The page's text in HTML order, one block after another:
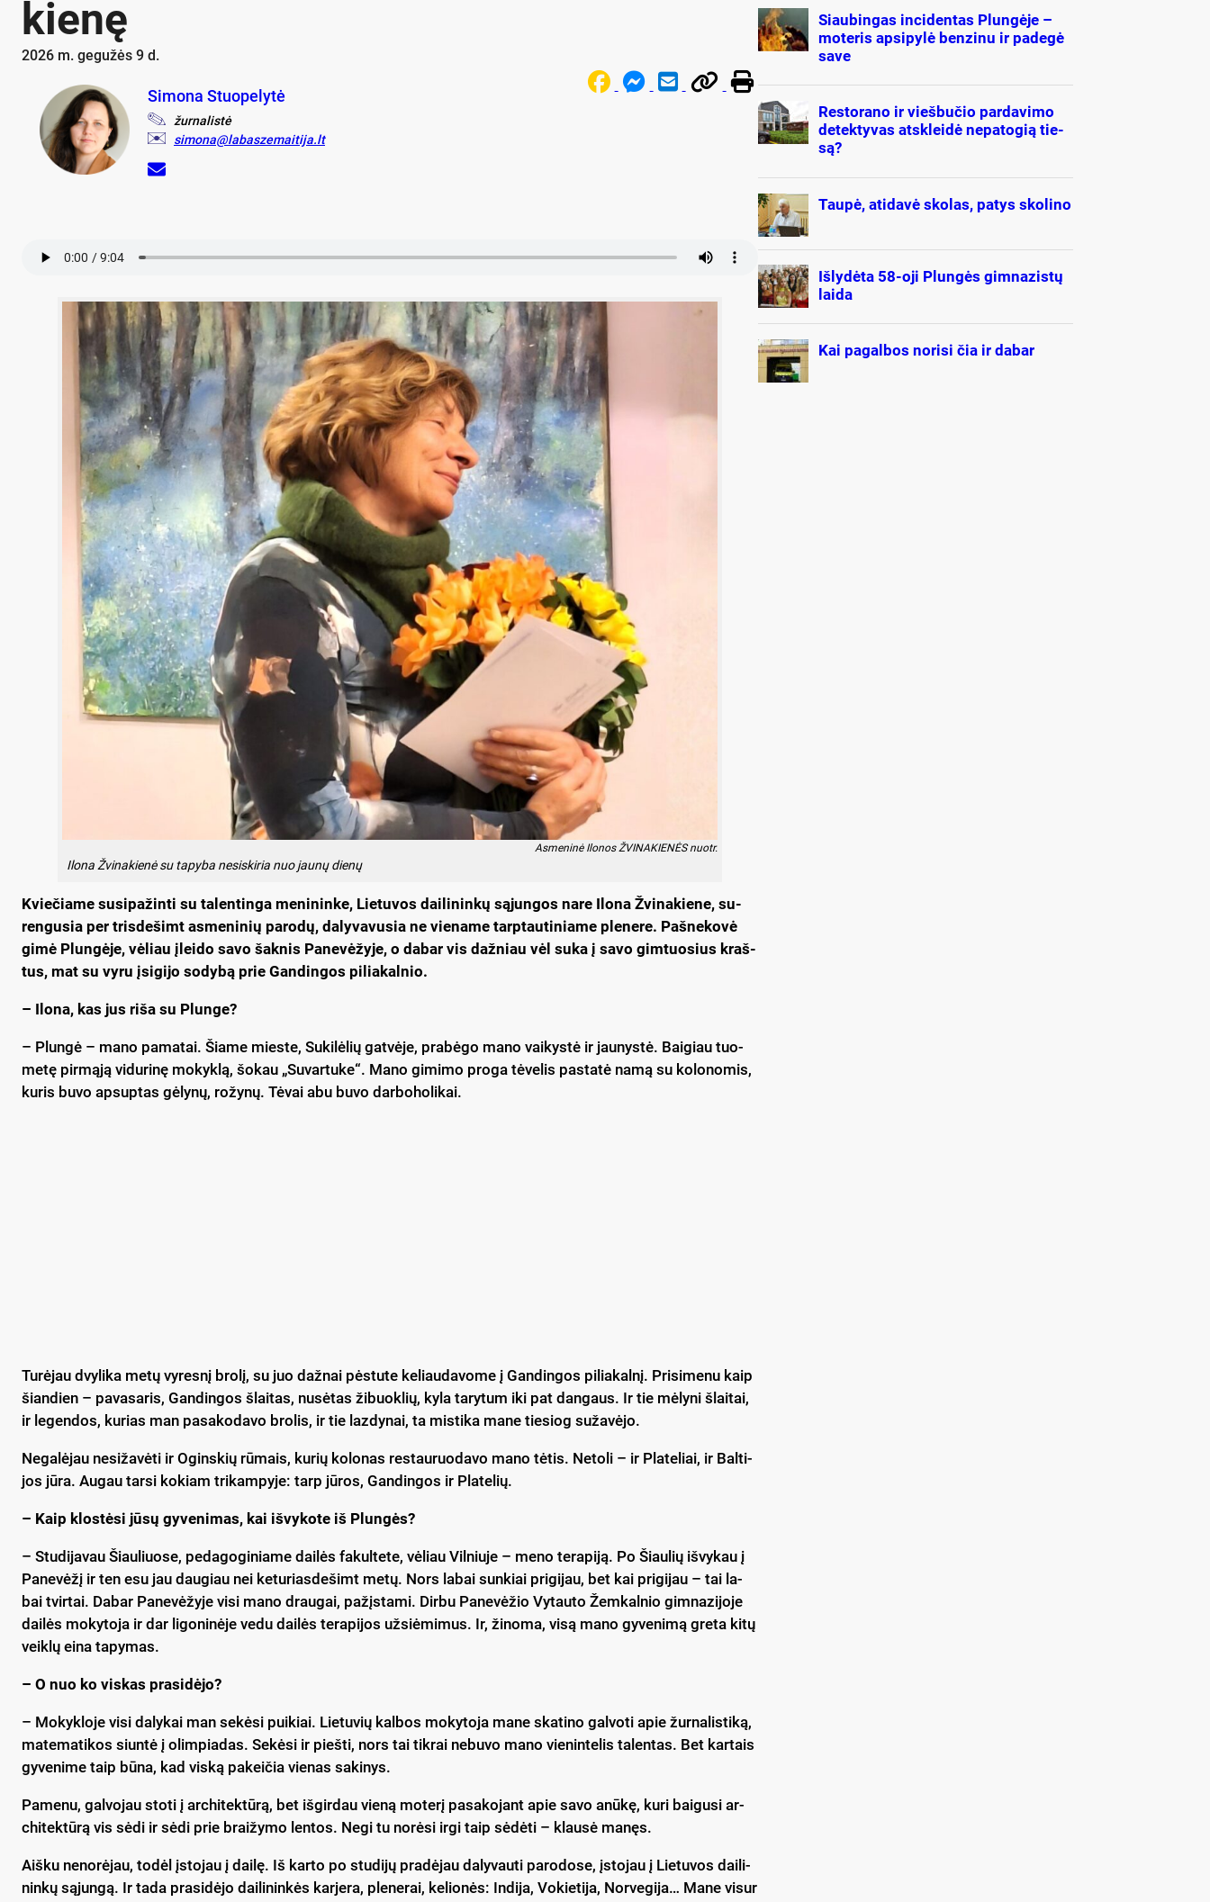
kie­nę
2026 m. gegužės 9 d.
Simona Stuopelytė
žurnalistė
simona@labaszemaitija.lt
As­me­ni­nė Ilo­nos ŽVI­NA­KIE­NĖS nuo­tr.
Ilo­na Žvi­na­kie­nė su ta­py­ba ne­si­ski­ria nuo jau­nų die­nų
Kvie­čia­me su­si­pa­žin­ti su ta­len­tin­ga me­ni­nin­ke, Lie­tu­vos dai­li­nin­kų są­jun­gos na­re Ilo­na Žvi­na­kie­ne, su­
ren­gu­sia per tris­de­šimt as­me­ni­nių pa­ro­dų, da­ly­va­vu­sia ne vie­na­me tarp­tau­ti­nia­me ple­ne­re. Paš­ne­ko­vė
gi­mė Plun­gė­je, vė­liau įlei­do sa­vo šak­nis Pa­ne­vė­žy­je, o da­bar vis daž­niau vėl su­ka į sa­vo gim­tuo­sius kraš­
tus, mat su vy­ru įsi­gi­jo so­dy­bą prie Gan­din­gos pi­lia­kal­nio.
– Ilo­na, kas jus ri­ša su Plun­ge?
– Plun­gė – ma­no pa­ma­tai. Šia­me mies­te, Su­ki­lė­lių gat­vė­je, pra­bė­go ma­no vai­kys­tė ir jau­nys­tė. Bai­giau tuo­
me­tę pir­mą­ją vi­du­ri­nę mo­kyk­lą, šo­kau „Su­var­tu­ke“. Ma­no gi­mi­mo pro­ga tė­ve­lis pa­sta­tė na­mą su ko­lo­no­mis,
ku­ris bu­vo ap­sup­tas gė­ly­nų, ro­žy­nų. Tė­vai abu bu­vo dar­bo­ho­li­kai.
Tu­rė­jau dvy­li­ka me­tų vy­res­nį bro­lį, su juo daž­nai pės­tu­te ke­liau­da­vo­me į Gan­din­gos pi­lia­kal­nį. Pri­si­me­nu kaip
šian­dien – pa­va­sa­ris, Gan­din­gos šlai­tas, nu­sė­tas ži­buok­lių, ky­la ta­ry­tum iki pat dan­gaus. Ir tie mė­ly­ni šlai­tai,
ir le­gen­dos, ku­rias man pa­sa­ko­da­vo bro­lis, ir tie laz­dy­nai, ta mis­ti­ka ma­ne tie­siog su­ža­vė­jo.
Ne­ga­lė­jau ne­si­ža­vė­ti ir Ogins­kių rū­mais, ku­rių ko­lo­nas res­tau­ruo­da­vo ma­no tė­tis. Ne­to­li – ir Pla­te­liai, ir Bal­ti­
jos jū­ra. Au­gau tar­si ko­kiam tri­kam­py­je: tarp jū­ros, Gan­din­gos ir Pla­te­lių.
– Kaip klos­tė­si jū­sų gy­ve­ni­mas, kai iš­vy­ko­te iš Plun­gės?
– Stu­di­ja­vau Šiau­liuo­se, pe­da­go­gi­nia­me dai­lės fa­kul­te­te, vė­liau Vil­niu­je – me­no te­ra­pi­ją. Po Šiau­lių iš­vy­kau į
Pa­ne­vė­žį ir ten esu jau dau­giau nei ke­tu­rias­de­šimt me­tų. Nors la­bai sun­kiai pri­gi­jau, bet kai pri­gi­jau – tai la­
bai tvir­tai. Da­bar Pa­ne­vė­žy­je vi­si ma­no drau­gai, pa­žįs­ta­mi. Dir­bu Pa­ne­vė­žio Vy­tau­to Žem­kal­nio gim­na­zi­jo­je
dai­lės mo­ky­to­ja ir dar li­go­ni­nė­je ve­du dai­lės te­ra­pi­jos už­siė­mi­mus. Ir, ži­no­ma, vi­są ma­no gy­ve­ni­mą gre­ta ki­tų
veik­lų ei­na ta­py­mas.
– O nuo ko vis­kas pra­si­dė­jo?
– Mo­kyk­lo­je vi­si da­ly­kai man se­kė­si pui­kiai. Lie­tu­vių kal­bos mo­ky­to­ja ma­ne ska­ti­no gal­vo­ti apie žur­na­lis­ti­ką,
ma­te­ma­ti­kos siun­tė į olim­pia­das. Se­kė­si ir pieš­ti, nors tai tik­rai ne­bu­vo ma­no vie­nin­te­lis ta­len­tas. Bet kar­tais
gy­ve­ni­me taip bū­na, kad vis­ką pa­kei­čia vie­nas sa­ki­nys.
Pa­me­nu, gal­vo­jau sto­ti į ar­chi­tek­tū­rą, bet iš­gir­dau vie­ną mo­te­rį pa­sa­ko­jant apie sa­vo anū­kę, ku­ri bai­gu­si ar­
chi­tek­tū­rą vis sė­di ir sė­di prie brai­žy­mo len­tos. Ne­gi tu no­rė­si ir­gi taip sė­dė­ti – klau­sė ma­nęs.
Aiš­ku ne­no­rė­jau, to­dėl įsto­jau į dai­lę. Iš kar­to po stu­di­jų pra­dė­jau da­ly­vau­ti pa­ro­do­se, įsto­jau į Lie­tu­vos dai­li­
nin­kų są­jun­gą. Ir ta­da pra­si­dė­jo dai­li­nin­kės kar­je­ra, ple­ne­rai, ke­lio­nės: In­di­ja, Vo­kie­ti­ja, Nor­ve­gi­ja… Ma­ne vi­sur